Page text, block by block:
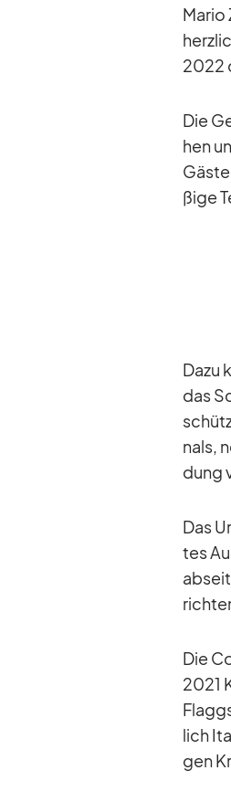
Ma­rio
2022
Die
hen
ßige
Dazu
das
nals,
dung
Das
tes
Die
2021
lich
gen